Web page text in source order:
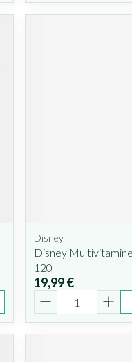
Disney
Disney
120
19,99 €
Quantité